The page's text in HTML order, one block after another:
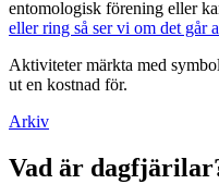
entomologisk förening eller
eller ring så ser vi om det går
Aktiviteter märkta med
ut en kostnad för.
Arkiv
Vad är